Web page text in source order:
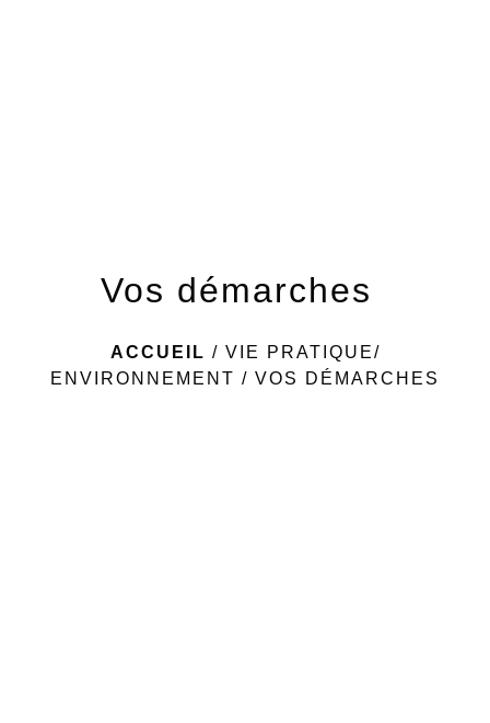
Vos démarches
ACCUEIL / VIE PRATIQUE/
ENVIRONNEMENT / VOS DÉMARCHES